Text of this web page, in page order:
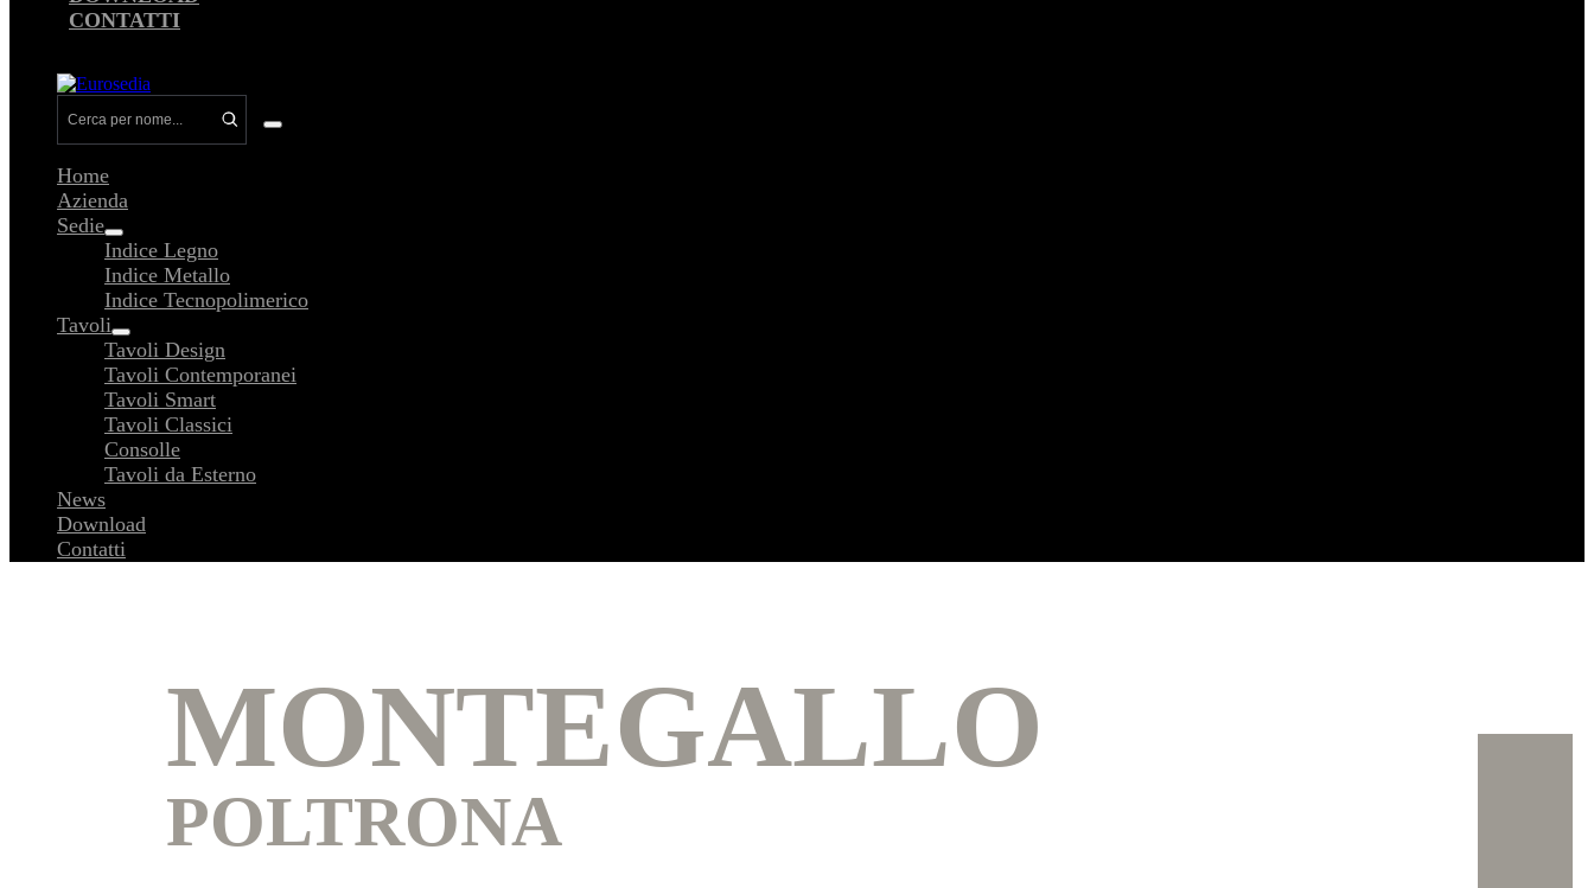
CONTATTI
Attiva/disattiva
Home
Azienda
Sedie
Attiva/disattiva
menu
Indice Legno
Indice Metallo
Indice Tecnopolimerico
Tavoli
Attiva/disattiva
menu
Tavoli Design
Tavoli Contemporanei
Tavoli Smart
Tavoli Classici
Consolle
Tavoli da Esterno
News
Download
Contatti
MONTEGALLO
POLTRONA